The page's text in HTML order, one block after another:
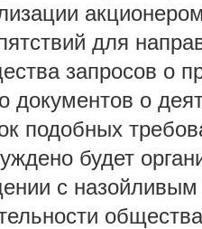
для
запросов о
документов о
подобных
будет
с